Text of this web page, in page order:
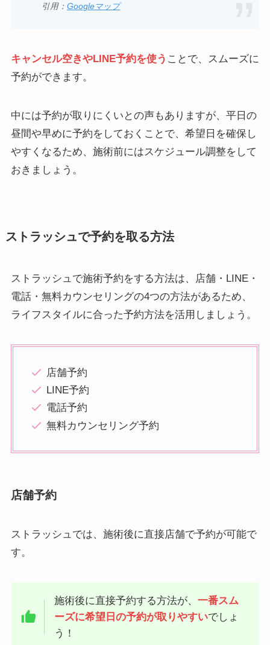
引用： Googleマップ
キャンセル空きやLINE予約を使う ことで、スムーズに
予約ができます。
中には予約が取りにくいとの声もありますが、平日の
昼間や早めに予約をしておくことで、希望日を確保し
やすくなるため、施術前にはスケジュール調整をして
おきましょう。
ストラッシュで予約を取る方法
ストラッシュで施術予約をする方法は、店舗・LINE・
電話・無料カウンセリングの4つの方法があるため、
ライフスタイルに合った予約方法を活用しましょう。
店舗予約
LINE予約
電話予約
無料カウンセリング予約
店舗予約
ストラッシュでは、施術後に直接店舗で予約が可能で
す。
施術後に直接予約する方法が、一番スム
ーズに希望日の予約が取りやすいでしょ
う！